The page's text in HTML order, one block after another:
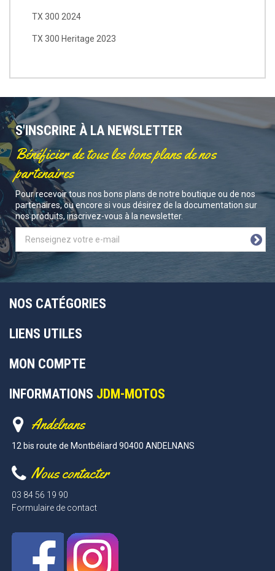
TX 300 2024
TX 300 Heritage 2023
S'INSCRIRE À LA NEWSLETTER
Bénéficier de tous les bons plans de nos
partenaires
Pour recevoir tous nos bons plans de notre boutique ou de nos
partenaires, ou encore si vous désirez de la documentation sur
nos produits, inscrivez-vous à la newsletter.
NOS CATÉGORIES
LIENS UTILES
MON COMPTE
INFORMATIONS JDM-MOTOS
Andelnans
12 bis route de Montbéliard 90400 ANDELNANS
Nous contacter
03 84 56 19 90
Formulaire de contact